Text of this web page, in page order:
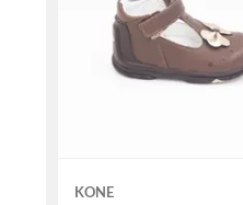
KONE